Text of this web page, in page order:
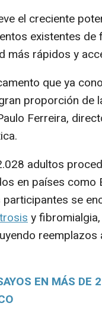
el creciente
existentes
más rápidos y
que ya
proporción de
Ferreira,
adultos
en países como
participantes se
y
reemplazos
EN MÁS DE